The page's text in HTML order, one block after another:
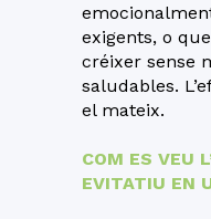
exigents, o
créixer sense
saludables.
el mateix.
COM ES VEU
EVITATIU EN